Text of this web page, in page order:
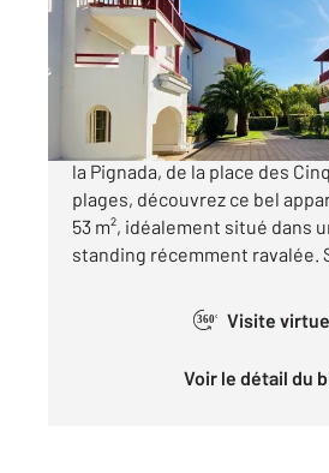
Appartement T2 à
424 000 €
Anglet Montbrun À quelques
la Pignada, de la place des
plages, découvrez ce bel
53 m², idéalement situé dans
standing récemment ravalée.
360° Visite
Voir le détail du